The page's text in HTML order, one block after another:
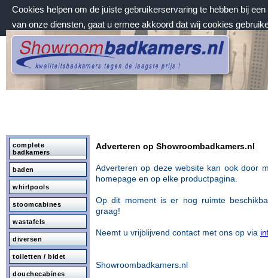
Cookies helpen om de juiste gebruikerservaring te hebben bij
van onze diensten, gaat u ermee akkoord dat wij cookies
zaterdag 8 augustus 2026, 14:50 uur
Welkom bij Showroombadkamers.nl
complete
badkamers
baden
whirlpools
stoomcabines
wastafels
diversen
toiletten / bidet
douchecabines
Adverteren op Showroombadkamers.nl
Adverteren op deze website kan ook door
homepage en op elke productpagina.
Op dit moment is er nog ruimte
graag!
Neemt u vrijblijvend contact met ons op via
Showroombadkamers.nl